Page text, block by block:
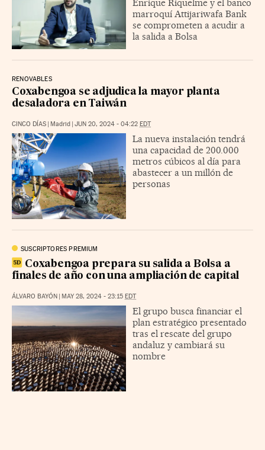
Enrique Riquelme y el banco
marroquí Attijariwafa Bank
se comprometen a acudir a
la salida a Bolsa
RENOVABLES
Coxabengoa se adjudica la mayor planta
desaladora en Taiwán
CINCO DÍAS Madrid JUN 20, 2024 - 04:22 EDT
La nueva instalación tendrá
una capacidad de 200.000
metros cúbicos al día para
abastecer a un millón de
personas
SUSCRIPTORES PREMIUM
Coxabengoa prepara su salida a Bolsa a
finales de año con una ampliación de capital
ÁLVARO BAYÓN MAY 28, 2024 - 23:15 EDT
El grupo busca financiar el
plan estratégico presentado
tras el rescate del grupo
andaluz y cambiará su
nombre